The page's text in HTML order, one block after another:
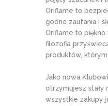
Oriflame to
godne zaufania i
Oriflame to
filozofia
produktów, którym
Jako nowa
otrzymujesz stały
wszystkie zakupy